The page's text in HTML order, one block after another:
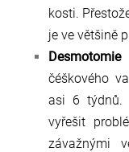
kosti.
je ve většině
Desmotomie
čéškového
asi 6 týdnů.
vyřešit
závažnými